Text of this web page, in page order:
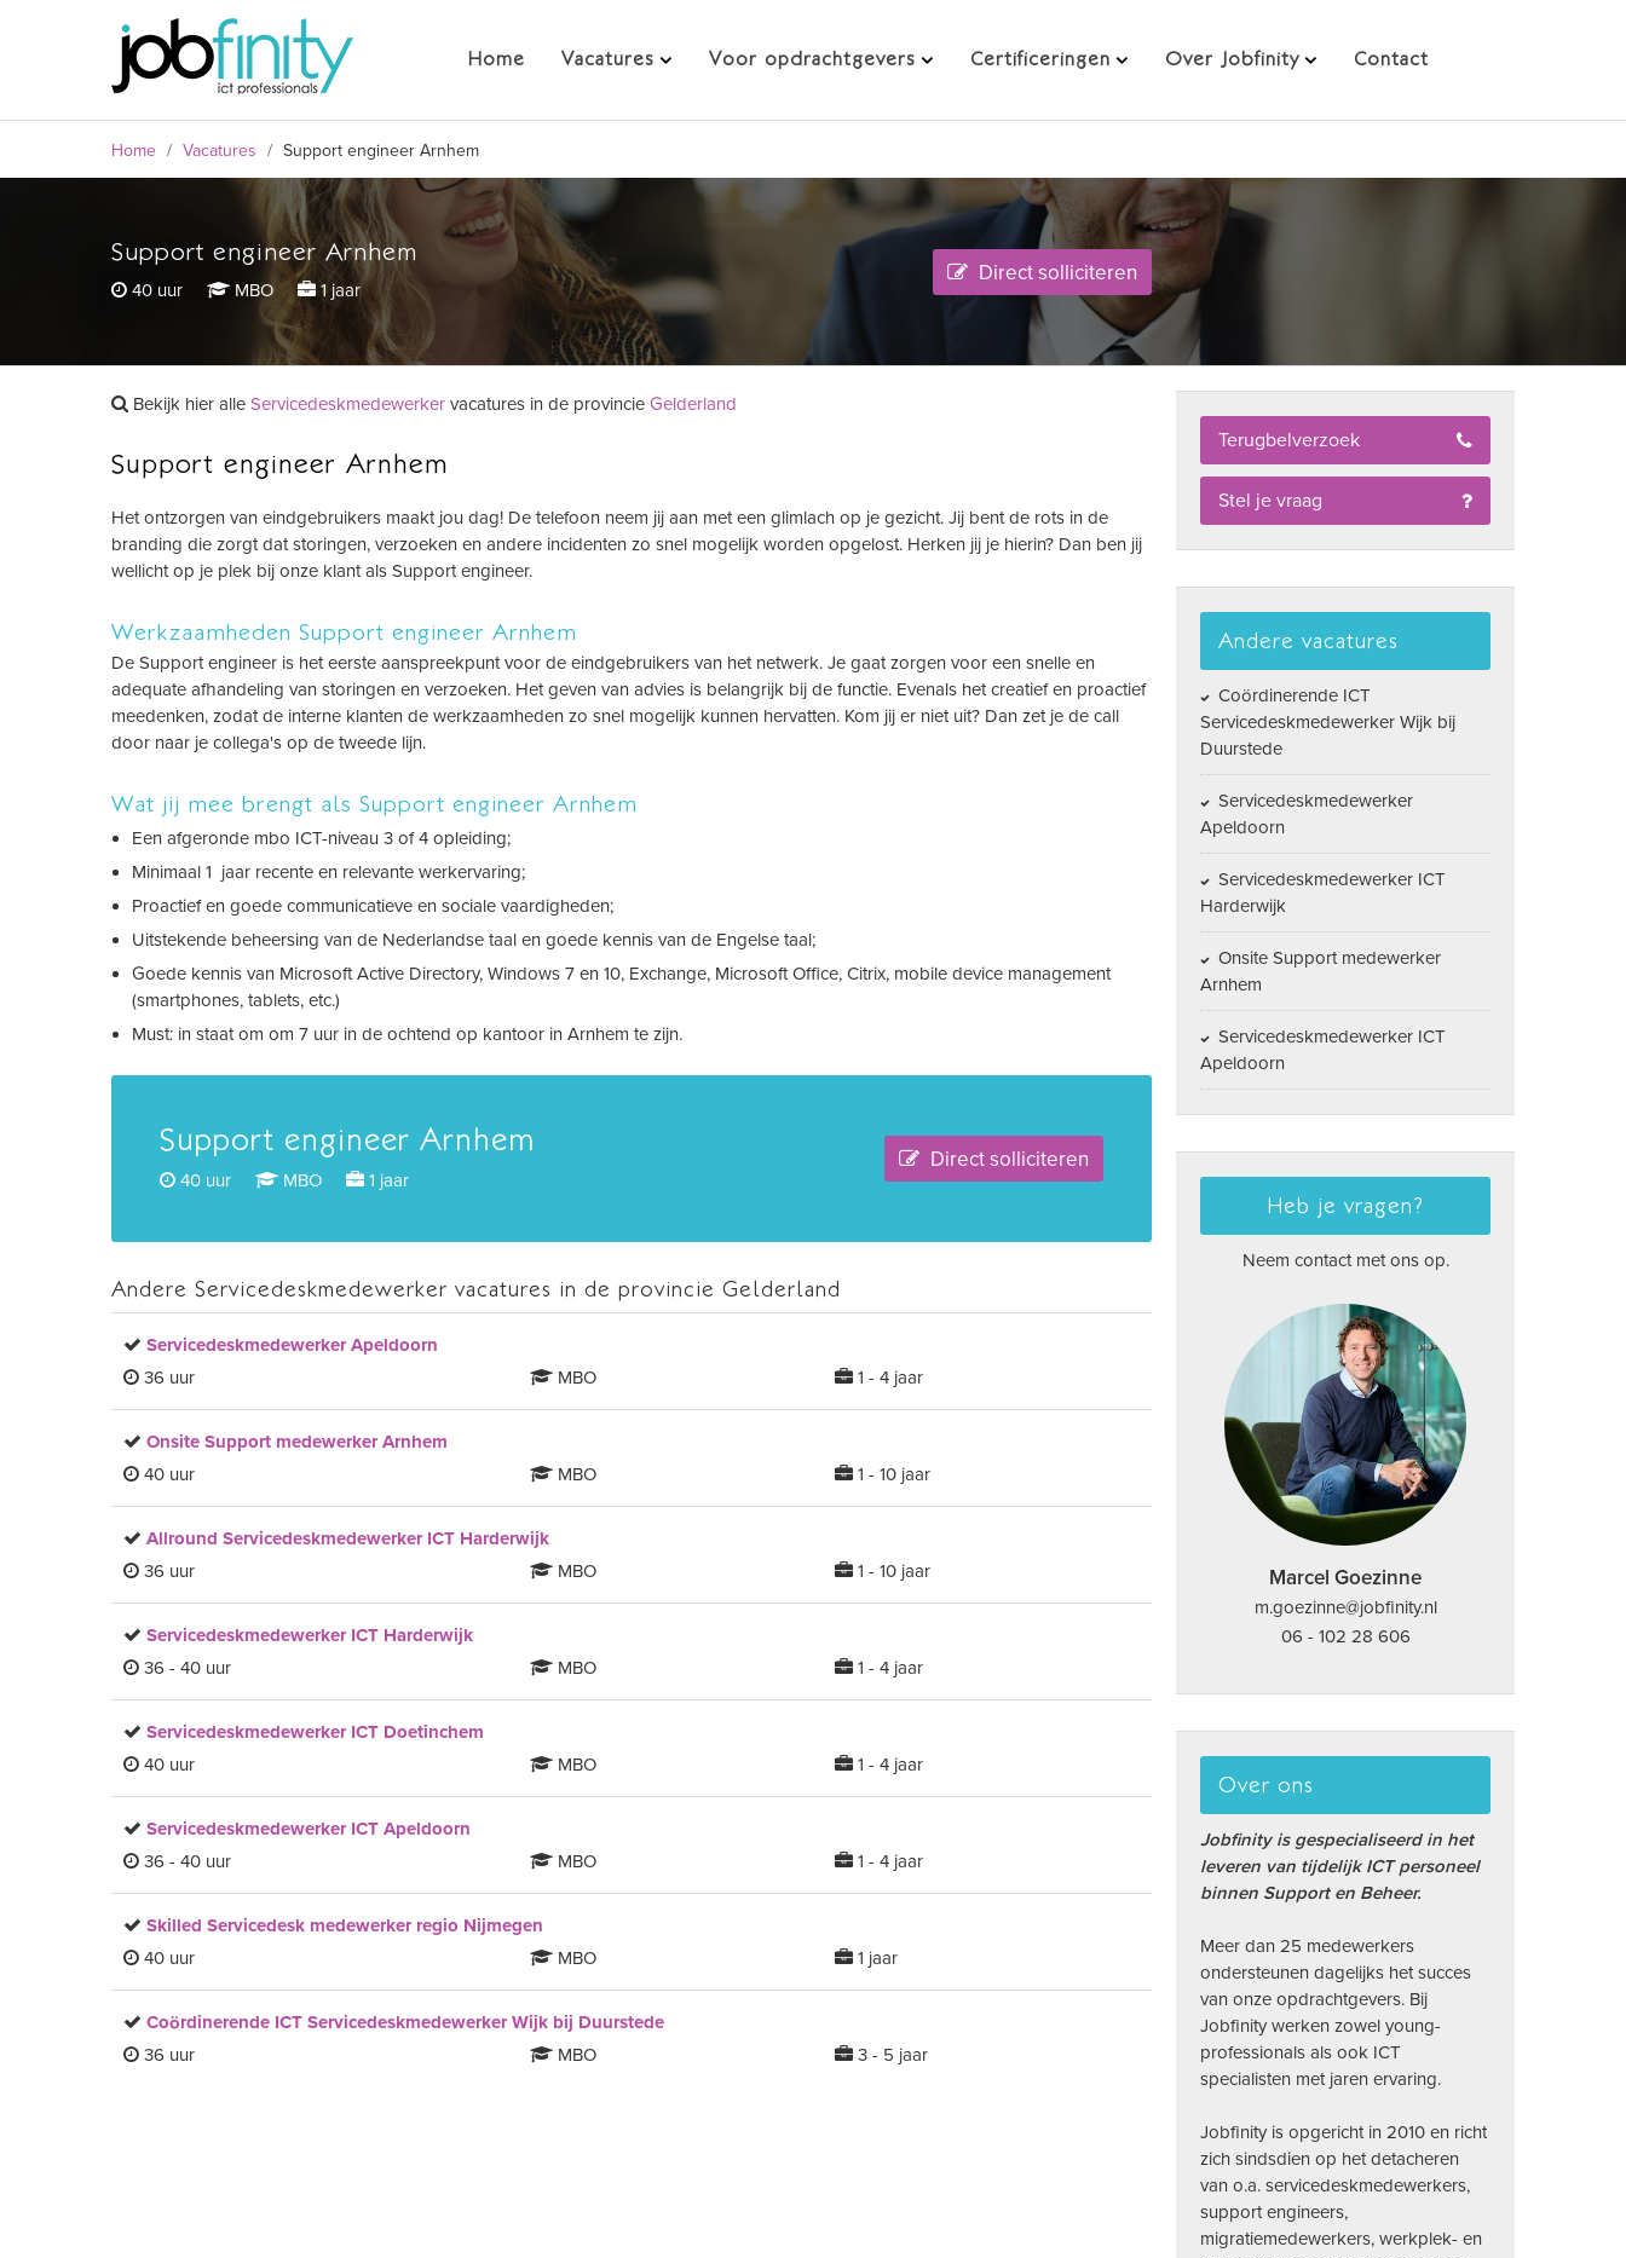
Home Vacatures Voor opdrachtgevers Certificeringen Over Jobfinity Contact
Home / Vacatures / Support engineer Arnhem
formulier
Support engineer Arnhem
40 uur MBO 1 jaar
Direct solliciteren
Bekijk hier alle Servicedeskmedewerker vacatures in de provincie Gelderland
Support engineer Arnhem
Het ontzorgen van eindgebruikers maakt jou dag! De telefoon neem jij aan met een glimlach op je gezicht. Jij bent de rots in de
branding die zorgt dat storingen, verzoeken en andere incidenten zo snel mogelijk worden opgelost. Herken jij je hierin? Dan ben jij
wellicht op je plek bij onze klant als Support engineer.
Werkzaamheden Support engineer Arnhem
De Support engineer is het eerste aanspreekpunt voor de eindgebruikers van het netwerk. Je gaat zorgen voor een snelle en
adequate afhandeling van storingen en verzoeken. Het geven van advies is belangrijk bij de functie. Evenals het creatief en proactief
meedenken, zodat de interne klanten de werkzaamheden zo snel mogelijk kunnen hervatten. Kom jij er niet uit? Dan zet je de call
door naar je collega's op de tweede lijn.
Wat jij mee brengt als Support engineer Arnhem
Een afgeronde mbo ICT-niveau 3 of 4 opleiding;
Minimaal 1 jaar recente en relevante werkervaring;
Proactief en goede communicatieve en sociale vaardigheden;
Uitstekende beheersing van de Nederlandse taal en goede kennis van de Engelse taal;
Goede kennis van Microsoft Active Directory, Windows 7 en 10, Exchange, Microsoft Office, Citrix, mobile device management
(smartphones, tablets, etc.)
Must: in staat om om 7 uur in de ochtend op kantoor in Arnhem te zijn.
Support engineer Arnhem
40 uur MBO 1 jaar
Direct solliciteren
Andere Servicedeskmedewerker vacatures in de provincie Gelderland
Servicedeskmedewerker Apeldoorn
36 uur
MBO 1 - 4 jaar
Onsite Support medewerker Arnhem
40 uur
MBO 1 - 10 jaar
Allround Servicedeskmedewerker ICT Harderwijk
36 uur
MBO 1 - 10 jaar
Servicedeskmedewerker ICT Harderwijk
36 - 40 uur
MBO 1 - 4 jaar
Servicedeskmedewerker ICT Doetinchem
40 uur
MBO 1 - 4 jaar
Servicedeskmedewerker ICT Apeldoorn
36 - 40 uur
MBO 1 - 4 jaar
Skilled Servicedesk medewerker regio Nijmegen
40 uur
MBO 1 jaar
Coördinerende ICT Servicedeskmedewerker Wijk bij Duurstede
36 uur
MBO 3 - 5 jaar
Terugbelverzoek
Stel je vraag
Andere vacatures
Coördinerende ICT
Servicedeskmedewerker Wijk bij
Duurstede
Servicedeskmedewerker
Apeldoorn
Servicedeskmedewerker ICT
Harderwijk
Onsite Support medewerker
Arnhem
Servicedeskmedewerker ICT
Apeldoorn
Heb je vragen?
Neem contact met ons op.
Marcel Goezinne
m.goezinne@jobfinity.nl
06 - 102 28 606
Over ons
Jobfinity is gespecialiseerd in het
leveren van tijdelijk ICT personeel
binnen Support en Beheer.
Meer dan 25 medewerkers
ondersteunen dagelijks het succes
van onze opdrachtgevers. Bij
Jobfinity werken zowel young-
professionals als ook ICT
specialisten met jaren ervaring.
Jobfinity is opgericht in 2010 en richt
zich sindsdien op het detacheren
van o.a. servicedeskmedewerkers,
support engineers,
migratiemedewerkers, werkplek- en
Support engineer Arnhem
40 uur MBO 1 jaar
Direct solliciteren